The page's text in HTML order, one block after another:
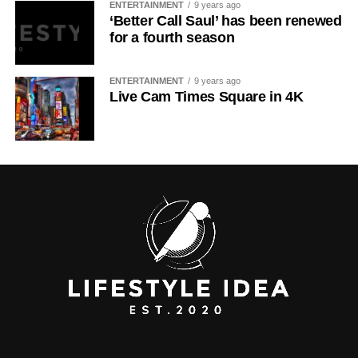
ENTERTAINMENT 9 years ago
‘Better Call Saul’ has been renewed
for a fourth season
ENTERTAINMENT 9 years ago
Live Cam Times Square in 4K